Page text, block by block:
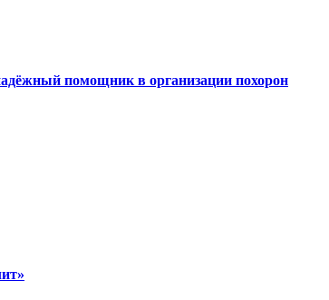
помощник в организации похорон